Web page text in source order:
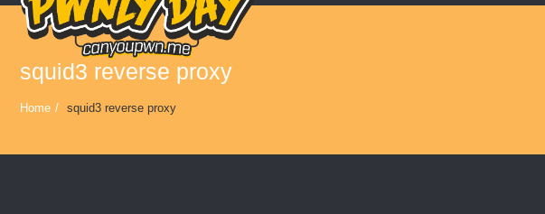
squid3 reverse proxy
Home / squid3 reverse proxy